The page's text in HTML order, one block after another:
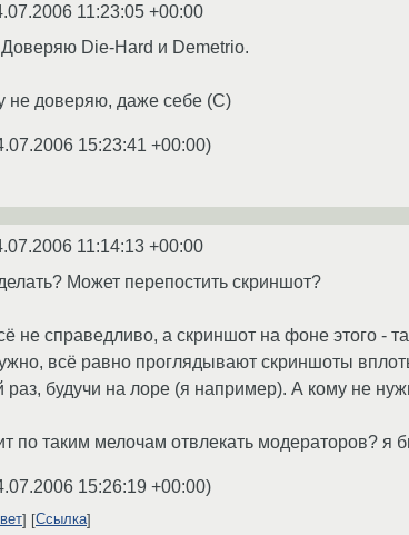
11:23:05 +00:00
Die-Hard и Demetrio.
не доверяю, даже себе (С)
15:23:41 +00:00)
11:14:13 +00:00
Может перепостить скриншот?
не справедливо, а скриншот на фоне этого -
всё равно проглядывают скриншоты
раз, будучи на лоре (я например). А кому не
по таким мелочам отвлекать модераторов? я
15:26:19 +00:00)
Ссылка